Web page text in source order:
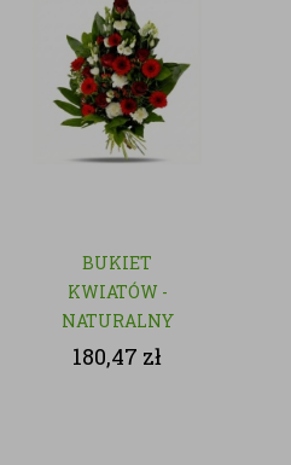
BUKIET
KWIATÓW -
NATURALNY
180,47 zł